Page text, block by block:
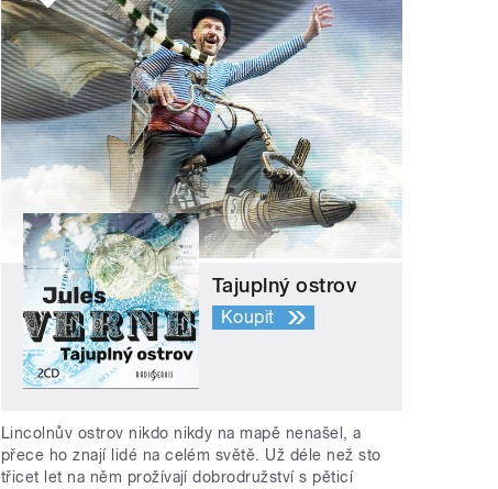
Tajuplný ostrov
Koupit
Lincolnův ostrov nikdo nikdy na mapě nenašel, a
přece ho znají lidé na celém světě. Už déle než sto
třicet let na něm prožívají dobrodružství s pěticí